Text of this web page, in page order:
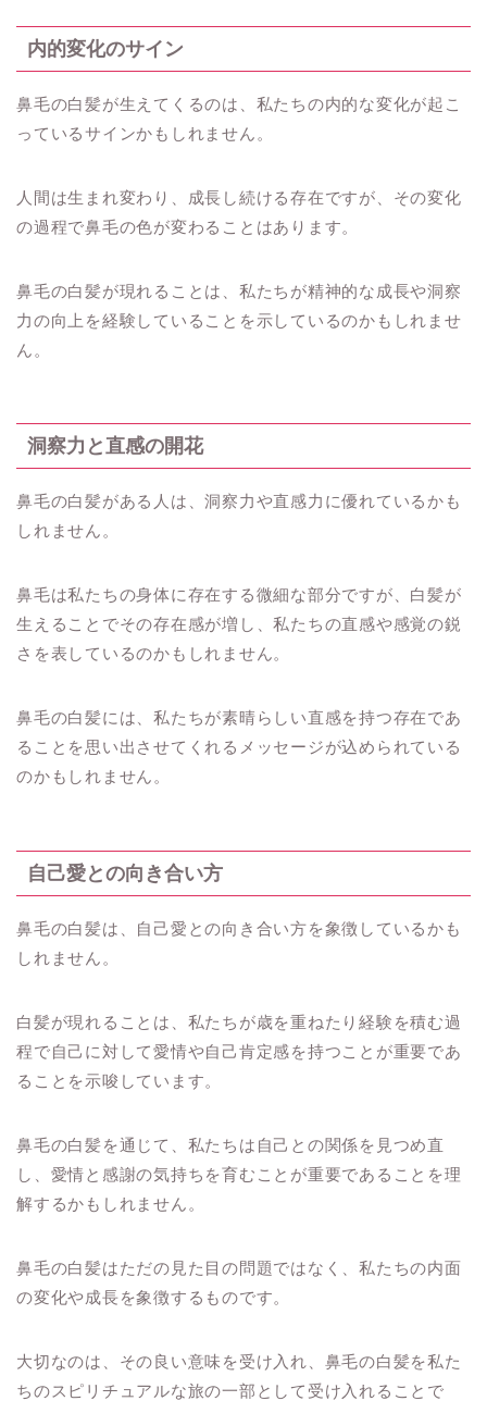
内的変化のサイン
鼻毛の白髪が生えてくるのは、私たちの内的な変化が起こ
っているサインかもしれません。
人間は生まれ変わり、成長し続ける存在ですが、その変化
の過程で鼻毛の色が変わることはあります。
鼻毛の白髪が現れることは、私たちが精神的な成長や洞察
力の向上を経験していることを示しているのかもしれませ
ん。
洞察力と直感の開花
鼻毛の白髪がある人は、洞察力や直感力に優れているかも
しれません。
鼻毛は私たちの身体に存在する微細な部分ですが、白髪が
生えることでその存在感が増し、私たちの直感や感覚の鋭
さを表しているのかもしれません。
鼻毛の白髪には、私たちが素晴らしい直感を持つ存在であ
ることを思い出させてくれるメッセージが込められている
のかもしれません。
自己愛との向き合い方
鼻毛の白髪は、自己愛との向き合い方を象徴しているかも
しれません。
白髪が現れることは、私たちが歳を重ねたり経験を積む過
程で自己に対して愛情や自己肯定感を持つことが重要であ
ることを示唆しています。
鼻毛の白髪を通じて、私たちは自己との関係を見つめ直
し、愛情と感謝の気持ちを育むことが重要であることを理
解するかもしれません。
鼻毛の白髪はただの見た目の問題ではなく、私たちの内面
の変化や成長を象徴するものです。
大切なのは、その良い意味を受け入れ、鼻毛の白髪を私た
ちのスピリチュアルな旅の一部として受け入れることで